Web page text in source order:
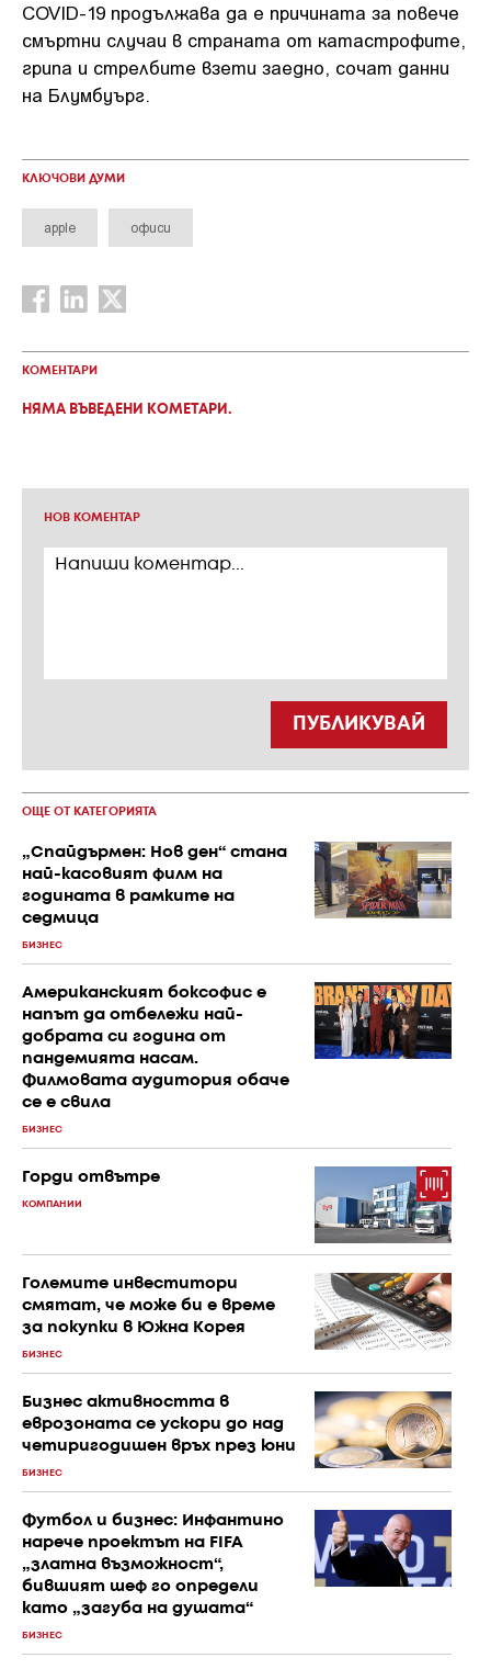
COVID-19 продължава да е причината за повече
смъртни случаи в страната от катастрофите,
грипа и стрелбите взети заедно, сочат данни
на Блумбуърг.
КЛЮЧОВИ ДУМИ
apple офиси
КОМЕНТАРИ
НЯМА ВЪВЕДЕНИ КОМЕТАРИ.
НОВ КОМЕНТАР
ПУБЛИКУВАЙ
ОЩЕ ОТ КАТЕГОРИЯТА
„Спайдърмен: Нов ден“ стана
най-касовият филм на
годината в рамките на
седмица
БИЗНЕС
Американският боксофис е
напът да отбележи най-
добрата си година от
пандемията насам.
Филмовата аудитория обаче
се е свила
БИЗНЕС
Горди отвътре
КОМПАНИИ
Големите инвеститори
смятат, че може би е време
за покупки в Южна Корея
БИЗНЕС
Бизнес активността в
еврозоната се ускори до над
четиригодишен връх през юни
БИЗНЕС
Футбол и бизнес: Инфантино
нарече проектът на FIFA
„златна възможност“,
бившият шеф го определи
като „загуба на душата“
БИЗНЕС